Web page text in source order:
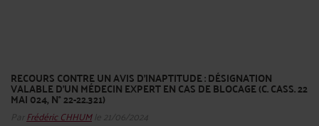
RECOURS CONTRE UN AVIS D’INAPTITUDE : DÉSIGNATION
VALABLE D’UN MÉDECIN EXPERT EN CAS DE BLOCAGE (C. CASS. 22
MAI 024, N° 22-22.321)
Par Frédéric CHHUMle 21/06/2024